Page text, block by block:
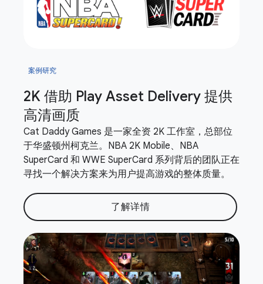
案例研究
2K 借助 Play Asset Delivery 提供
高清画质
Cat Daddy Games 是一家全资 2K 工作室，总部位
于华盛顿州柯克兰。NBA 2K Mobile、NBA
SuperCard 和 WWE SuperCard 系列背后的团队正在
寻找一个解决方案来为用户提高游戏的整体质量。
了解详情